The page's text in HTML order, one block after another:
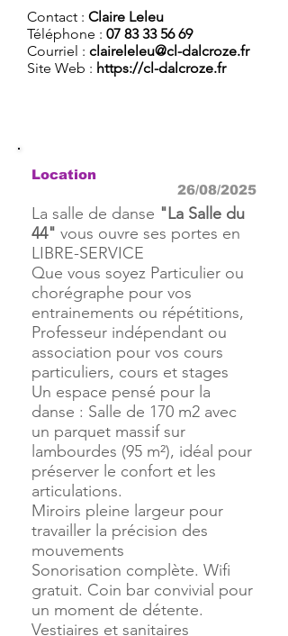
Contact : Claire Leleu
Téléphone : 07 83 33 56 69
Courriel : claireleleu@cl-dalcroze.fr
Site Web : https://cl-dalcroze.fr
Location
26/08/2025
La salle de danse "La Salle du
44" vous ouvre ses portes en
LIBRE-SERVICE
Que vous soyez Particulier ou
chorégraphe pour vos
entrainements ou répétitions,
Professeur indépendant ou
association pour vos cours
particuliers, cours et stages
Un espace pensé pour la
danse : Salle de 170 m2 avec
un parquet massif sur
lambourdes (95 m²), idéal pour
préserver le confort et les
articulations.
Miroirs pleine largeur pour
travailler la précision des
mouvements
Sonorisation complète. Wifi
gratuit. Coin bar convivial pour
un moment de détente.
Vestiaires et sanitaires